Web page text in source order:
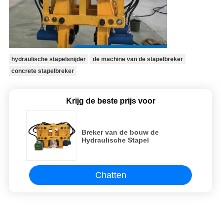
hydraulische stapelsnijder
de machine van de stapelbreker
concrete stapelbreker
Krijg de beste prijs voor
Breker van de bouw de
Hydraulische Stapel
Chatten